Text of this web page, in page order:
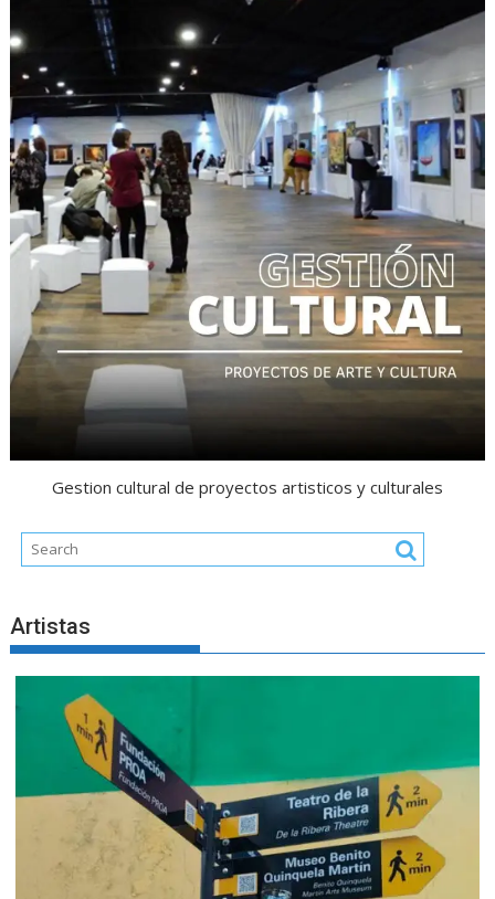
Gestion cultural de proyectos artisticos y culturales
Artistas